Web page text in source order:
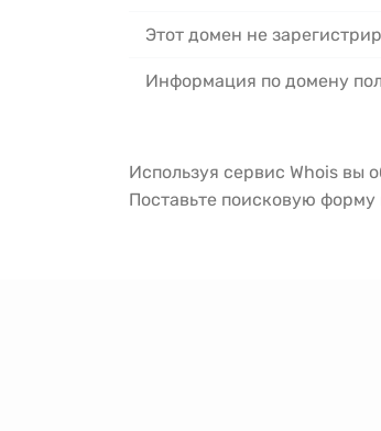
Этот домен не
Информация по домену
Используя сервис Whois вы
Поставьте поисковую форму